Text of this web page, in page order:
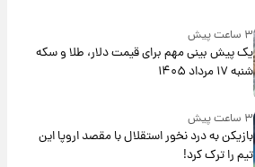
۳ ساعت پیش
یک پیش ‌بینی مهم برای قیمت دلار، طلا و سکه
شنبه ۱۷ مرداد ۱۴۰۵
۳ ساعت پیش
بازیکن به درد نخور استقلال با مقصد اروپا این
تیم را ترک کرد!